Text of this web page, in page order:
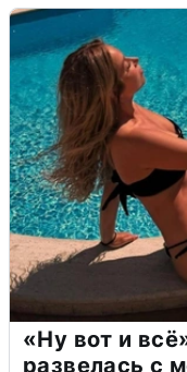
«Ну вот и
развелась с